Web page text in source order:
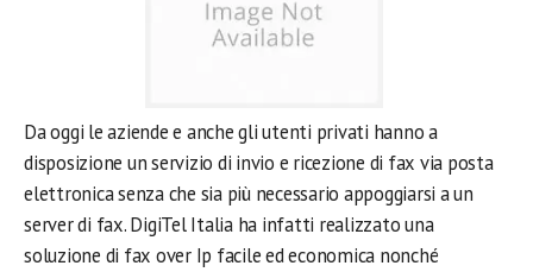
Da oggi le aziende e anche gli utenti privati hanno a
disposizione un servizio di invio e ricezione di fax via posta
elettronica senza che sia più necessario appoggiarsi a un
server di fax. DigiTel Italia ha infatti realizzato una
soluzione di fax over Ip facile ed economica nonché